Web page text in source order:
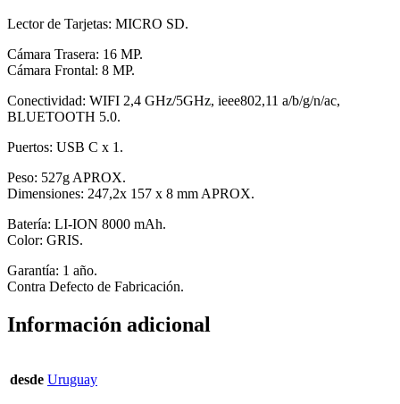
Lector de Tarjetas: MICRO SD.
Cámara Trasera: 16 MP.
Cámara Frontal: 8 MP.
Conectividad: WIFI 2,4 GHz/5GHz, ieee802,11 a/b/g/n/ac,
BLUETOOTH 5.0.
Puertos: USB C x 1.
Peso: 527g APROX.
Dimensiones: ‎247,2x 157 x 8 mm APROX.
Batería: LI-ION 8000 mAh.
Color: GRIS.
Garantía: 1 año.
Contra Defecto de Fabricación.
Información adicional
desde Uruguay